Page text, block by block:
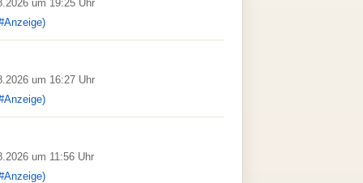
um 19:25 Uhr
um 16:27 Uhr
um 11:56 Uhr